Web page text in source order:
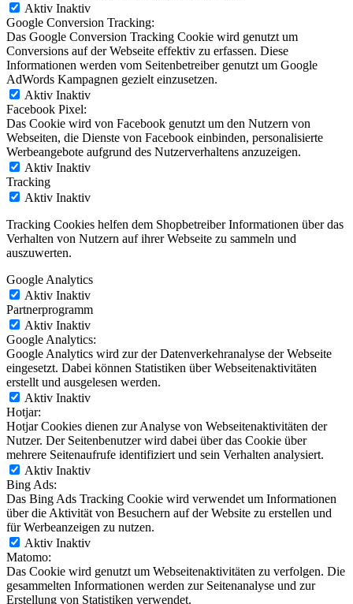
Aktiv Inaktiv
Google Conversion Tracking:
Das Google Conversion Tracking Cookie wird genutzt um
Conversions auf der Webseite effektiv zu erfassen. Diese
Informationen werden vom Seitenbetreiber genutzt um Google
AdWords Kampagnen gezielt einzusetzen.
Aktiv Inaktiv
Facebook Pixel:
Das Cookie wird von Facebook genutzt um den Nutzern von
Webseiten, die Dienste von Facebook einbinden, personalisierte
Werbeangebote aufgrund des Nutzerverhaltens anzuzeigen.
Aktiv Inaktiv
Tracking
Aktiv Inaktiv
Tracking Cookies helfen dem Shopbetreiber Informationen über das
Verhalten von Nutzern auf ihrer Webseite zu sammeln und
auszuwerten.
Google Analytics
Aktiv Inaktiv
Partnerprogramm
Aktiv Inaktiv
Google Analytics:
Google Analytics wird zur der Datenverkehranalyse der Webseite
eingesetzt. Dabei können Statistiken über Webseitenaktivitäten
erstellt und ausgelesen werden.
Aktiv Inaktiv
Hotjar:
Hotjar Cookies dienen zur Analyse von Webseitenaktivitäten der
Nutzer. Der Seitenbenutzer wird dabei über das Cookie über
mehrere Seitenaufrufe identifiziert und sein Verhalten analysiert.
Aktiv Inaktiv
Bing Ads:
Das Bing Ads Tracking Cookie wird verwendet um Informationen
über die Aktivität von Besuchern auf der Website zu erstellen und
für Werbeanzeigen zu nutzen.
Aktiv Inaktiv
Matomo:
Das Cookie wird genutzt um Webseitenaktivitäten zu verfolgen. Die
gesammelten Informationen werden zur Seitenanalyse und zur
Erstellung von Statistiken verwendet.